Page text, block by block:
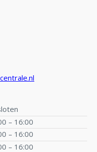
– 16:00
– 16:00
– 16:00